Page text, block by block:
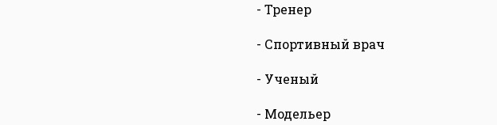
- Тренер
- Спортивный врач
- Ученый
- Модельер